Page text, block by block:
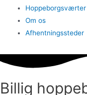
Hoppeborgsværter
Om os
Afhentningssteder
Billig